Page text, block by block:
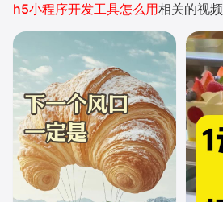
h5小程序开发工具怎么用相关的视频